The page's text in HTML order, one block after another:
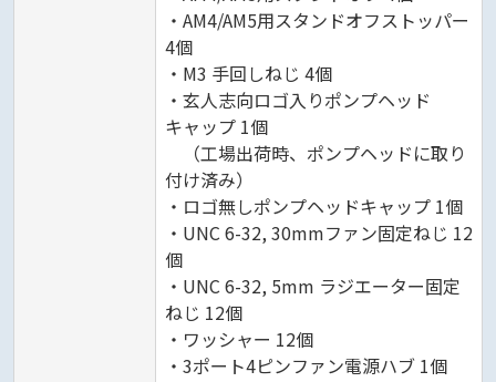
・AM4/AM5用スタンドオフストッパー
4個
・M3 手回しねじ 4個
・玄人志向ロゴ入りポンプヘッド
キャップ 1個
（工場出荷時、ポンプヘッドに取り
付け済み）
・ロゴ無しポンプヘッドキャップ 1個
・UNC 6-32, 30mmファン固定ねじ 12
個
・UNC 6-32, 5mm ラジエーター固定
ねじ 12個
・ワッシャー 12個
・3ポート4ピンファン電源ハブ 1個